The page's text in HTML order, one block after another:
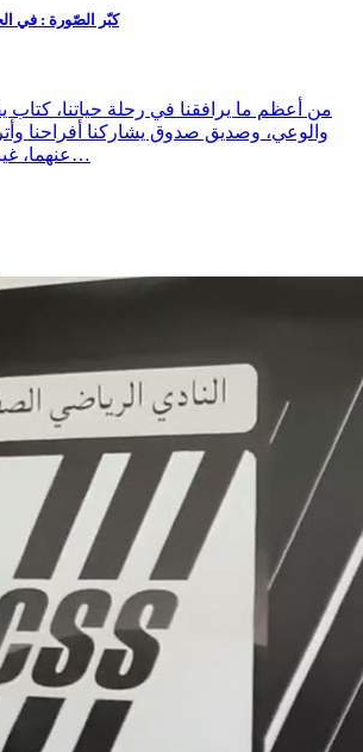
كبّر الصّورة : في
من أعظم ما يرافقنا في رحلة حياتنا، كتاب
والوعي، وصديق صدوق يشاركنا أفراحنا
عنهما، غير أنه هناك من له رأي…